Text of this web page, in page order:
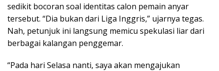
sedikit bocoran soal identitas calon pemain anyar
tersebut. “Dia bukan dari Liga Inggris,” ujarnya tegas.
Nah, petunjuk ini langsung memicu spekulasi liar dari
berbagai kalangan penggemar.
“Pada hari Selasa nanti, saya akan mengajukan